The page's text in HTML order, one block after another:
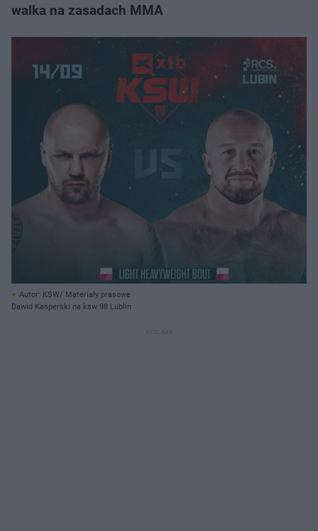
walka na zasadach MMA
Autor: KSW/ Materiały prasowe
Dawid Kasperski na ksw 98 Lublin